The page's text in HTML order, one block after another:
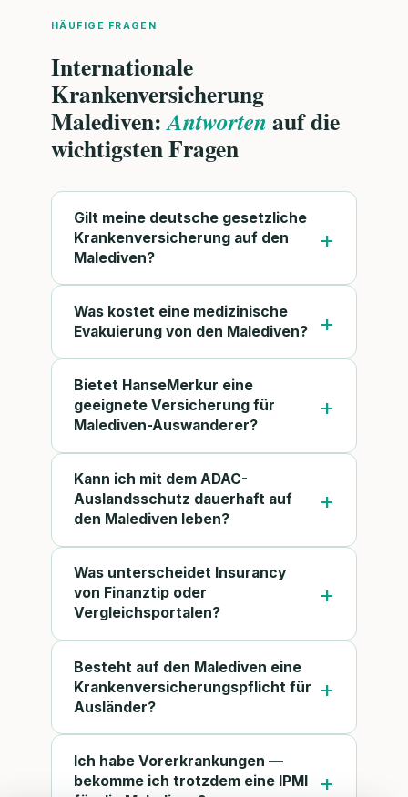
HÄUFIGE FRAGEN
Internationale
Krankenversicherung
Malediven:Antwortenauf die
wichtigsten Fragen
Gilt meine deutsche gesetzliche
Krankenversicherung auf den
Malediven?
Was kostet eine medizinische
Evakuierung von den Malediven?
Bietet HanseMerkur eine
geeignete Versicherung für
Malediven-Auswanderer?
Kann ich mit dem ADAC-
Auslandsschutz dauerhaft auf
den Malediven leben?
Was unterscheidet Insurancy
von Finanztip oder
Vergleichsportalen?
Besteht auf den Malediven eine
Krankenversicherungspflicht für
Ausländer?
Ich habe Vorerkrankungen —
bekomme ich trotzdem eine IPMI